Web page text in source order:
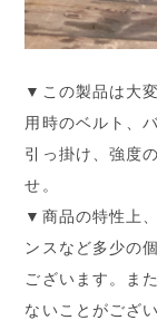
▼この製品は大
用時のベルト、
引っ掛け、強度
せ。
▼商品の特性上
ンスなど多少の
ございます。ま
ないことがござい